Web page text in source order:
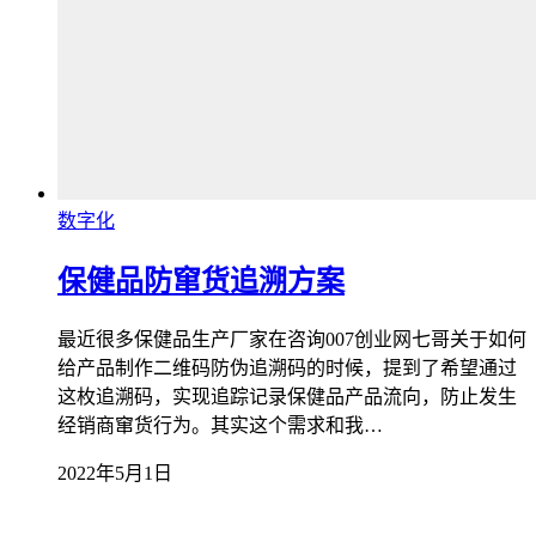
数字化
保健品防窜货追溯方案
最近很多保健品生产厂家在咨询007创业网七哥关于如何
给产品制作二维码防伪追溯码的时候，提到了希望通过
这枚追溯码，实现追踪记录保健品产品流向，防止发生
经销商窜货行为。其实这个需求和我…
2022年5月1日